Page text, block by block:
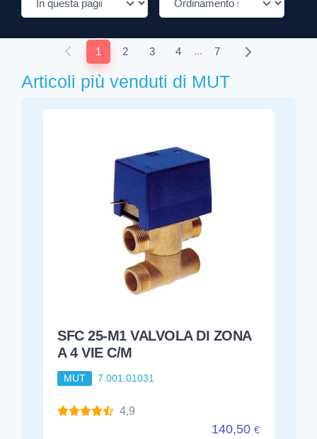
1 2 3 4 ... 7
Articoli più venduti di MUT
SFC 25-M1 VALVOLA DI ZONA
A 4 VIE C/M
MUT 7.001.01031
4,9
140,50 €